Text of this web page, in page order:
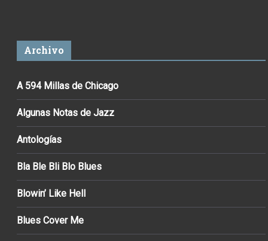
Archivo
A 594 Millas de Chicago
Algunas Notas de Jazz
Antologías
Bla Ble Bli Blo Blues
Blowin’ Like Hell
Blues Cover Me